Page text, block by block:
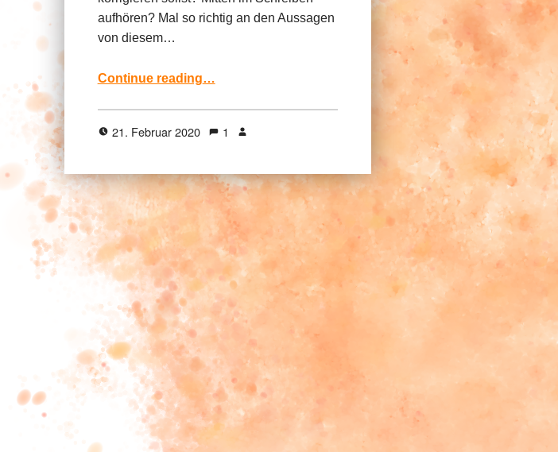
aufhören? Mal so richtig an den Aussagen
von diesem…
Continue reading“Der Bremer Schreibcoach – Ratgeber für wissenschaftliches Schreiben im Studium und darüber hinaus”
…
21. Februar 2020 1